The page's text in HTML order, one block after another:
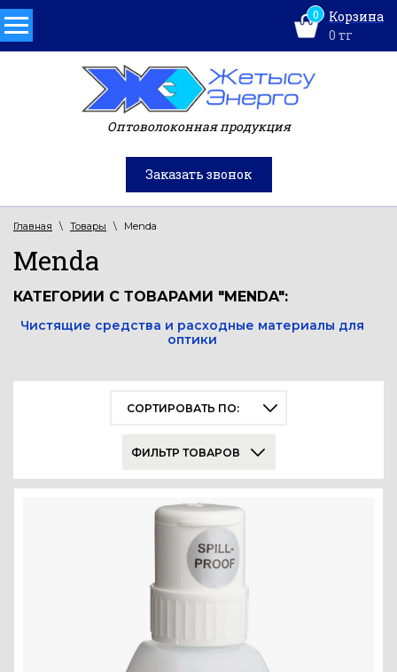
0
Корзина
0 тг
Оптоволоконная продукция
Заказать звонок
Главная \ Товары \ Menda
Menda
КАТЕГОРИИ С ТОВАРАМИ "MENDA":
Чистящие средства и расходные материалы для
оптики
СОРТИРОВАТЬ ПО:
ФИЛЬТР ТОВАРОВ